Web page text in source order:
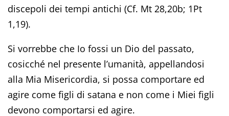
discepoli dei tempi antichi (Cf. Mt 28,20b; 1Pt
1,19).
Si vorrebbe che Io fossi un Dio del passato,
cosicché nel presente l’umanità, appellandosi
alla Mia Misericordia, si possa comportare ed
agire come figli di satana e non come i Miei figli
devono comportarsi ed agire.